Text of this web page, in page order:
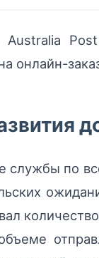
Australia
онлайн-
службы по